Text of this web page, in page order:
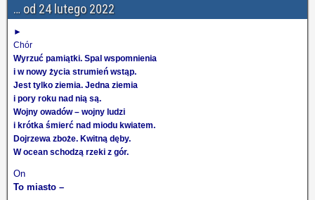
… od 24 lutego 2022
►
Chór
Wyrzuć pamiątki. Spal wspomnienia
i w nowy życia strumień wstąp.
Jest tylko ziemia. Jedna ziemia
i pory roku nad nią są.
Wojny owadów – wojny ludzi
i krótka śmierć nad miodu kwiatem.
Dojrzewa zboże. Kwitną dęby.
W ocean schodzą rzeki z gór.
On
To miasto –